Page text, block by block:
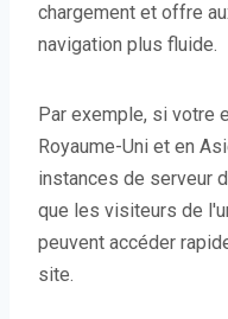
chargement et offre
navigation plus fluide.
Par exemple, si votre
Royaume-Uni et en
instances de serveur
que les visiteurs de
peuvent accéder
site.